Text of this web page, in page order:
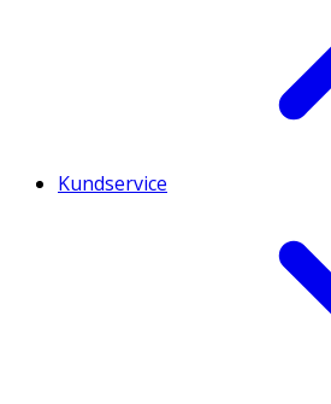
Kundservice